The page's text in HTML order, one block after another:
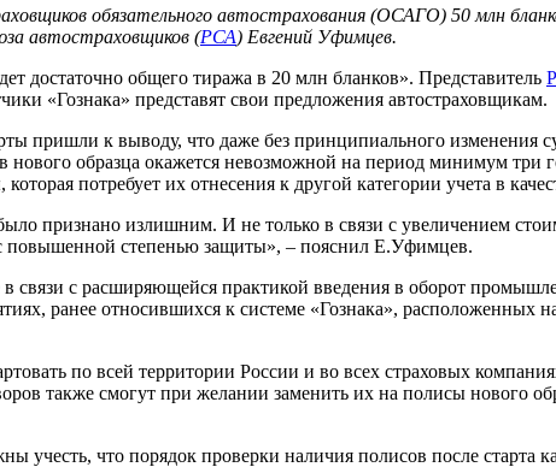
обязательного автострахования (ОСАГО) 50 млн
автостраховщиков (РСА) Евгений Уфимцев.
достаточно общего тиража в 20 млн бланков». Представитель
«Гознака» представят свои предложения автостраховщикам.
пришли к выводу, что даже без принципиального изменения
образца окажется невозможной на период минимум три
потребует их отнесения к другой категории учета в
признано излишним. И не только в связи с увеличением
повышенной степенью защиты», – пояснил Е.Уфимцев.
с расширяющейся практикой введения в оборот
ранее относившихся к системе «Гознака», расположенных
по всей территории России и во всех страховых
также смогут при желании заменить их на полисы нового
учесть, что порядок проверки наличия полисов после старта